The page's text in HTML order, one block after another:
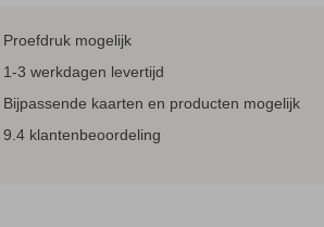
Proefdruk mogelijk
1-3 werkdagen levertijd
Bijpassende kaarten en producten mogelijk
9.4 klantenbeoordeling